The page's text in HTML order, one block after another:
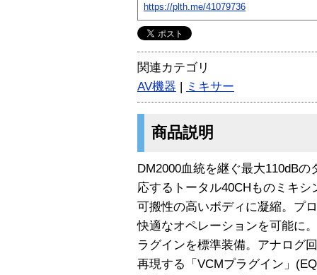
https://plth.me/41079736
関連カテゴリ
AV機器 | ミキサー
商品説明
DM2000血統を継ぐ最大110dB
応するトータル40CHものミキ
可搬性の高いボディに凝縮。プ
快適なオペレーションを可能に
ラグインを標準装備。アナログ
再現する「VCMプラグイン」